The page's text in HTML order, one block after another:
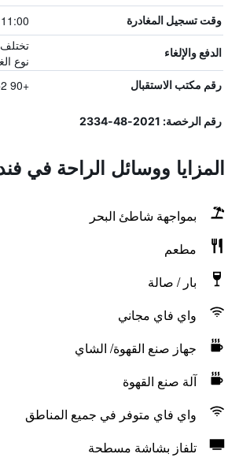
وقت تسجيل المغادرة 11:00
الدفع والإلغاء
نوع
رقم مكتب الاستقبال +90 252 622 0541
رقم الرخصة: 2021-48-2334
المزايا ووسائل الراحة في
بمواجهة شاطئ البحر
مطعم
بار / صالة
واي فاي مجاني
جهاز صنع القهوة/ الشاي
آلة صنع القهوة
واي فاي متوفر في جميع المناطق
تلفاز بشاشة مسطحة